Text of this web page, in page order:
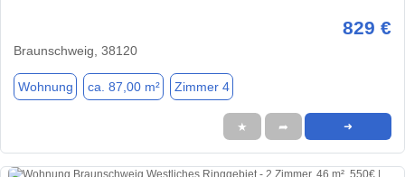
829 €
Braunschweig, 38120
Wohnung ca. 87,00 m² Zimmer 4
★ ➦ ➜